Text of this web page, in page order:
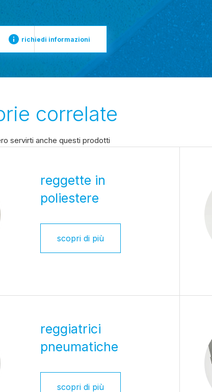
richiedi informazioni
correlate
servirti anche questi prodotti
reggette in
poliestere
scopri di più
reggiatrici
pneumatiche
scopri di più